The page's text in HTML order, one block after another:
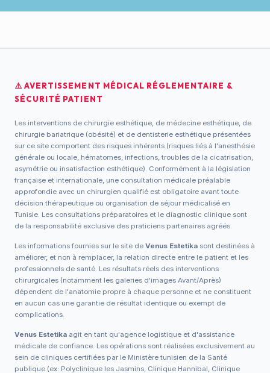
⚠️ AVERTISSEMENT MÉDICAL RÉGLEMENTAIRE &
SÉCURITÉ PATIENT
Les interventions de chirurgie esthétique, de médecine esthétique, de
chirurgie bariatrique (obésité) et de dentisterie esthétique présentées
sur ce site comportent des risques inhérents (risques liés à l'anesthésie
générale ou locale, hématomes, infections, troubles de la cicatrisation,
asymétrie ou insatisfaction esthétique). Conformément à la législation
française et internationale, une consultation médicale préalable
approfondie avec un chirurgien qualifié est obligatoire avant toute
décision thérapeutique ou organisation de séjour médicalisé en
Tunisie. Les consultations préparatoires et le diagnostic clinique sont
de la responsabilité exclusive des praticiens partenaires agréés.
Les informations fournies sur le site de Venus Estetika sont destinées à
améliorer, et non à remplacer, la relation directe entre le patient et les
professionnels de santé. Les résultats réels des interventions
chirurgicales (notamment les galeries d'images Avant/Après)
dépendent de l'anatomie propre à chaque personne et ne constituent
en aucun cas une garantie de résultat identique ou exempt de
complications.
Venus Estetika agit en tant qu'agence logistique et d'assistance
médicale de confiance. Les opérations sont réalisées exclusivement au
sein de cliniques certifiées par le Ministère tunisien de la Santé
publique (ex: Polyclinique les Jasmins, Clinique Hannibal, Clinique